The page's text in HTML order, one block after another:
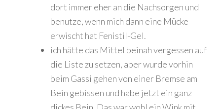
dort immer eher an die Nachsorgen und
benutze, wenn mich dann eine Mücke
erwischt hat Fenistil-Gel.
ich hätte das Mittel beinah vergessen auf
die Liste zu setzen, aber wurde vorhin
beim Gassi gehen von einer Bremse am
Bein gebissen und habe jetzt ein ganz